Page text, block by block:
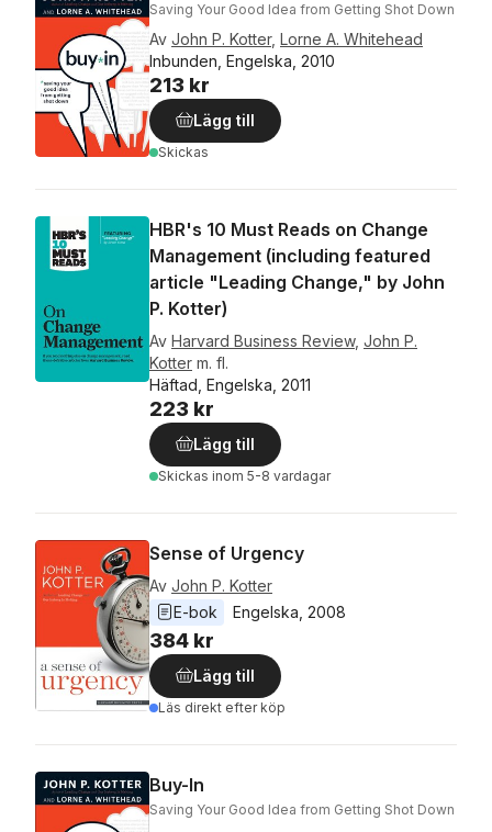
Saving Your Good Idea from Getting Shot Down
Av John P. Kotter, Lorne A. Whitehead
Inbunden, Engelska, 2010
213 kr
Lägg till
Skickas
HBR's 10 Must Reads on Change
Management (including featured
article "Leading Change," by John
P. Kotter)
Av Harvard Business Review, John P.
Kotter m. fl.
Häftad, Engelska, 2011
223 kr
Lägg till
Skickas inom 5-8 vardagar
Sense of Urgency
Av John P. Kotter
E-bok
Engelska 2008
384 kr
Lägg till
Läs direkt efter köp
Buy-In
Saving Your Good Idea from Getting Shot Down